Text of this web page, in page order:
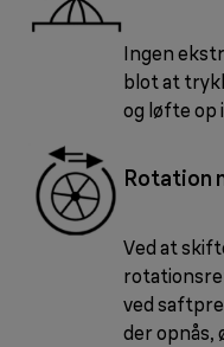
Ingen
blot at
og løfte op
Rotation
Ved at
ved
der opnås,